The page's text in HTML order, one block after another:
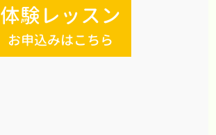
体験レッスン
お申込みはこちら